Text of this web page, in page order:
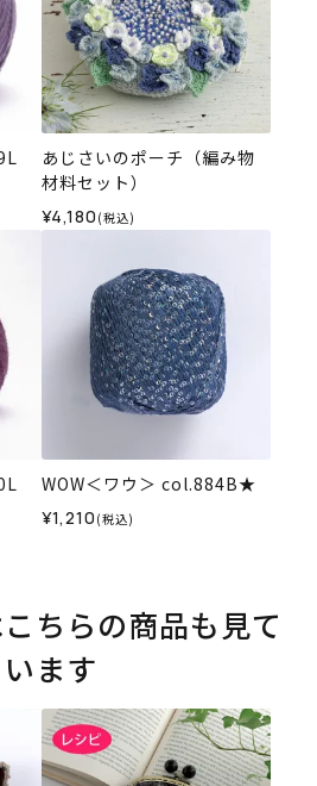
あじさいのポーチ（編み物
材料セット）
¥4,180 (税込)
WOW＜ワウ＞ col.884B★
¥1,210 (税込)
ちらの商品も見て
います